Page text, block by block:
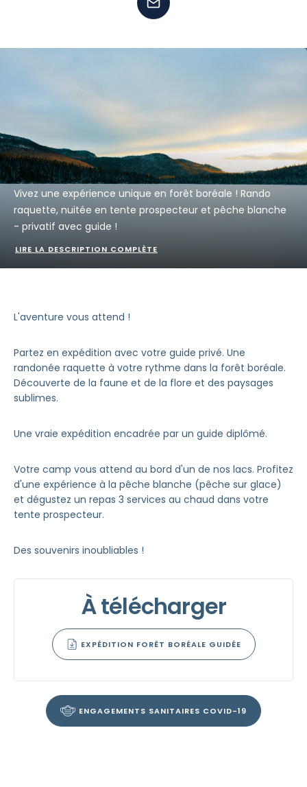
Vivez une expérience unique en forêt boréale ! Rando
raquette, nuitée en tente prospecteur et pêche blanche
- privatif avec guide !
LIRE LA DESCRIPTION COMPLÈTE
L'aventure vous attend !
Partez en expédition avec votre guide privé. Une
randonée raquette à votre rythme dans la forêt boréale.
Découverte de la faune et de la flore et des paysages
sublimes.
Une vraie expédition encadrée par un guide diplômé.
Votre camp vous attend au bord d'un de nos lacs. Profitez
d'une expérience à la pêche blanche (pêche sur glace)
et dégustez un repas 3 services au chaud dans votre
tente prospecteur.
Des souvenirs inoubliables !
À télécharger
EXPÉDITION FORÊT BORÉALE GUIDÉE
ENGAGEMENTS SANITAIRES COVID-19